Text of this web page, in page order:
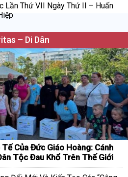
Lần Thứ VII Ngày Thứ II – Huấn
– Di Dân
Của Đức Giáo Hoàng: Cánh
Tộc Đau Khổ Trên Thế Giới